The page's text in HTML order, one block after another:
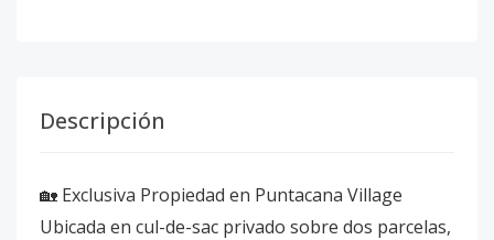
Descripción
🏡 Exclusiva Propiedad en Puntacana Village
Ubicada en cul-de-sac privado sobre dos parcelas,